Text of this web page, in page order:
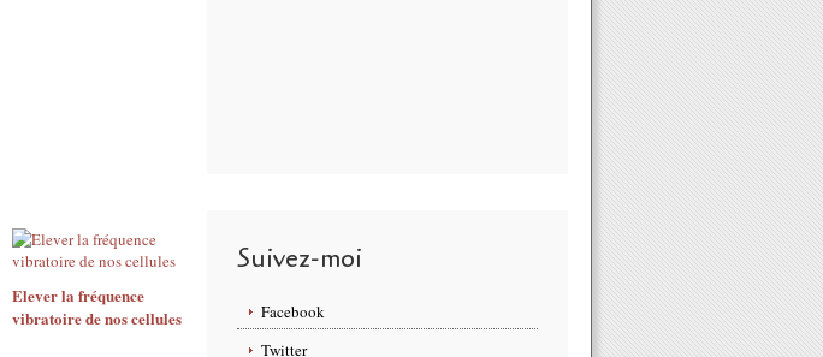
Elever la fréquence
vibratoire de nos cellules
Suivez-moi
Facebook
Twitter